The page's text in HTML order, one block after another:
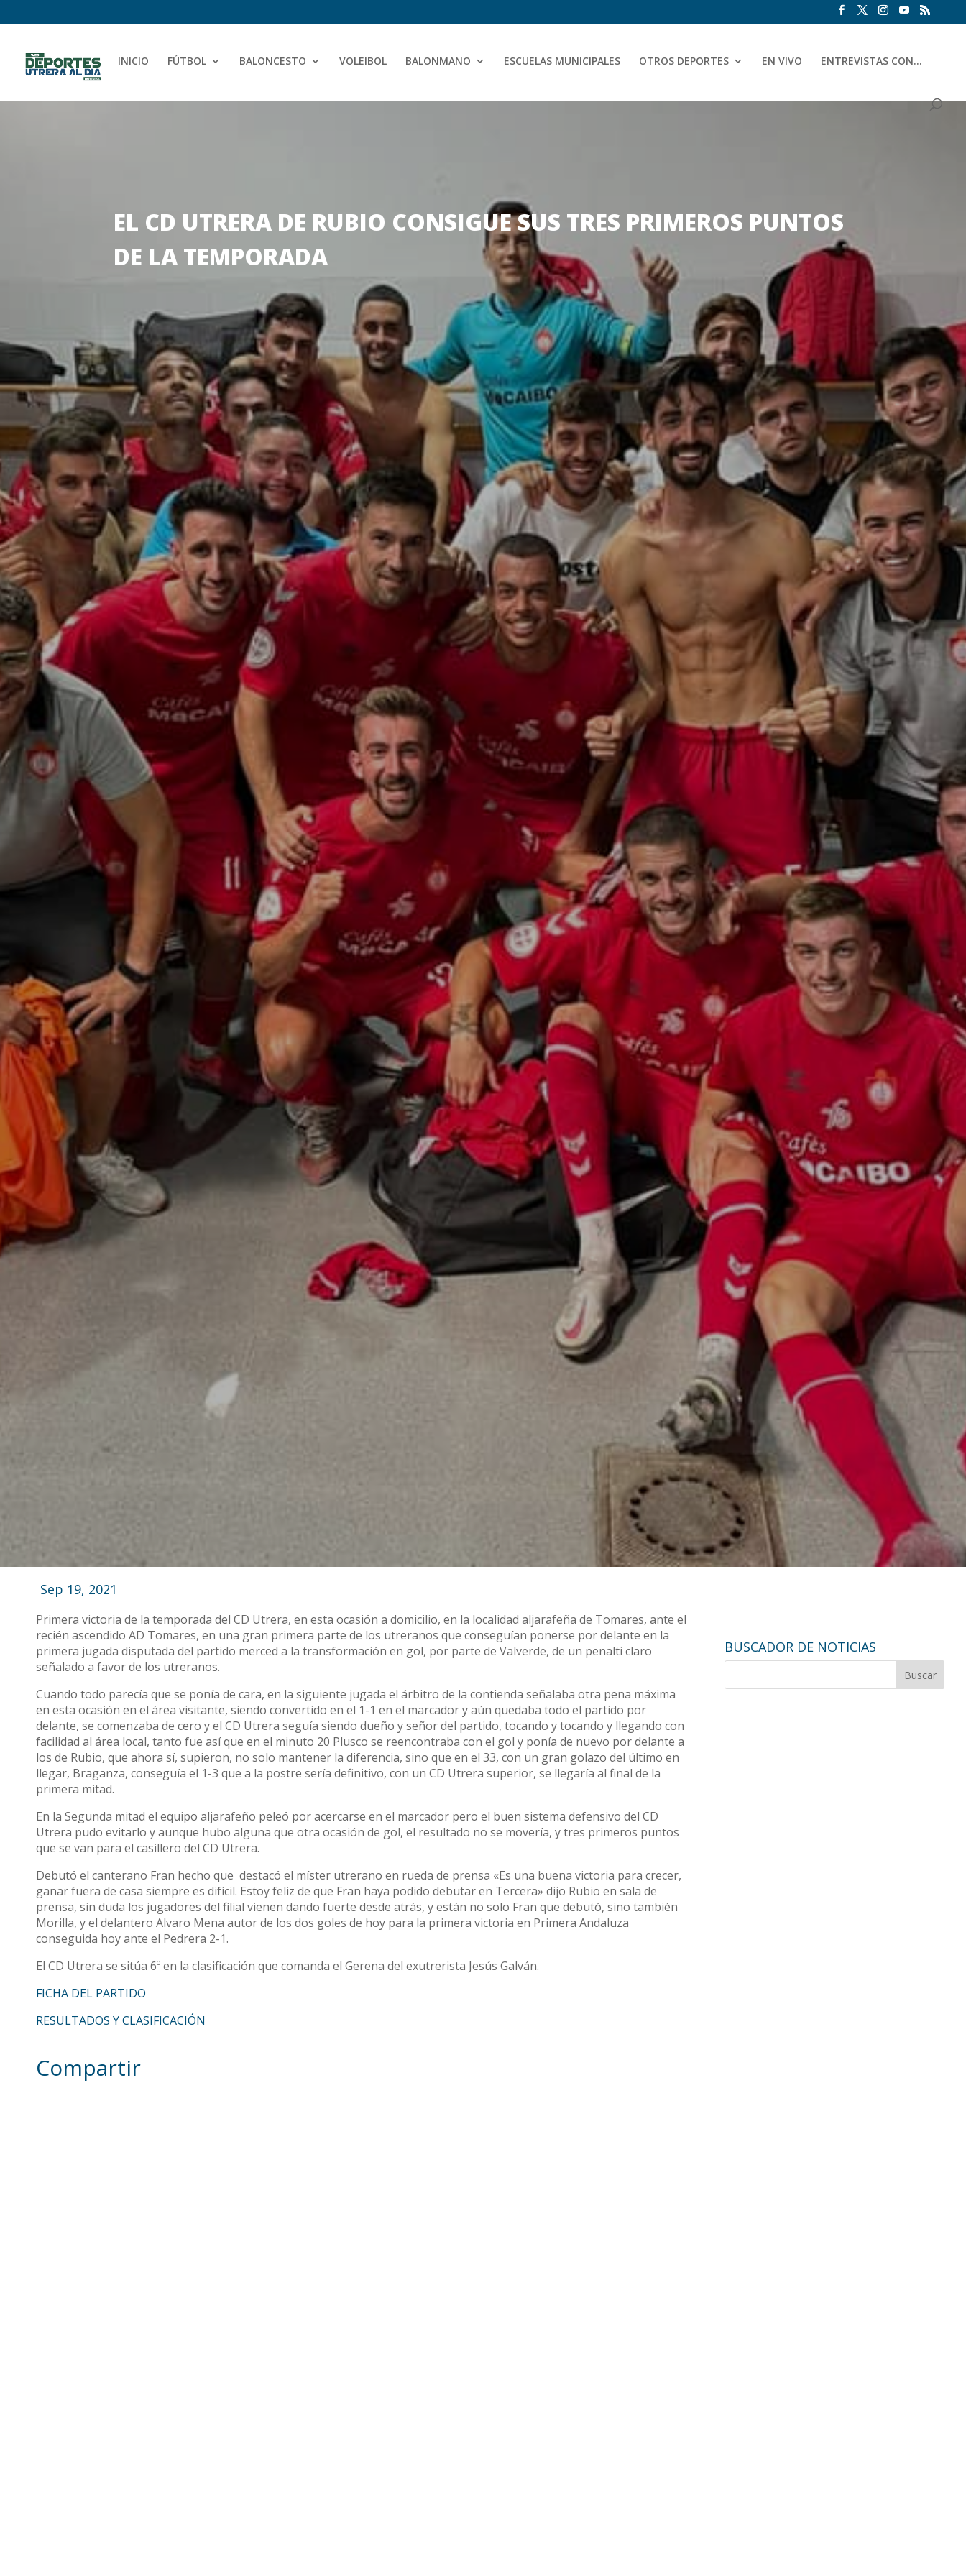
INICIO FÚTBOL BALONCESTO VOLEIBOL BALONMANO ESCUELAS MUNICIPALES OTROS DEPORTES EN VIVO ENTREVISTAS CON…
EL CD UTRERA DE RUBIO CONSIGUE SUS TRES PRIMEROS PUNTOS
DE LA TEMPORADA
Sep 19, 2021
Primera victoria de la temporada del CD Utrera, en esta ocasión a domicilio, en la localidad aljarafeña de Tomares, ante el
recién ascendido AD Tomares, en una gran primera parte de los utreranos que conseguían ponerse por delante en la
primera jugada disputada del partido merced a la transformación en gol, por parte de Valverde, de un penalti claro
señalado a favor de los utreranos.
Cuando todo parecía que se ponía de cara, en la siguiente jugada el árbitro de la contienda señalaba otra pena máxima
en esta ocasión en el área visitante, siendo convertido en el 1-1 en el marcador y aún quedaba todo el partido por
delante, se comenzaba de cero y el CD Utrera seguía siendo dueño y señor del partido, tocando y tocando y llegando con
facilidad al área local, tanto fue así que en el minuto 20 Plusco se reencontraba con el gol y ponía de nuevo por delante a
los de Rubio, que ahora sí, supieron, no solo mantener la diferencia, sino que en el 33, con un gran golazo del último en
llegar, Braganza, conseguía el 1-3 que a la postre sería definitivo, con un CD Utrera superior, se llegaría al final de la
primera mitad.
En la Segunda mitad el equipo aljarafeño peleó por acercarse en el marcador pero el buen sistema defensivo del CD
Utrera pudo evitarlo y aunque hubo alguna que otra ocasión de gol, el resultado no se movería, y tres primeros puntos
que se van para el casillero del CD Utrera.
Debutó el canterano Fran hecho que destacó el míster utrerano en rueda de prensa «Es una buena victoria para crecer,
ganar fuera de casa siempre es difícil. Estoy feliz de que Fran haya podido debutar en Tercera» dijo Rubio en sala de
prensa, sin duda los jugadores del filial vienen dando fuerte desde atrás, y están no solo Fran que debutó, sino también
Morilla, y el delantero Alvaro Mena autor de los dos goles de hoy para la primera victoria en Primera Andaluza
conseguida hoy ante el Pedrera 2-1.
El CD Utrera se sitúa 6º en la clasificación que comanda el Gerena del exutrerista Jesús Galván.
FICHA DEL PARTIDO
RESULTADOS Y CLASIFICACIÓN
Compartir
BUSCADOR DE NOTICIAS